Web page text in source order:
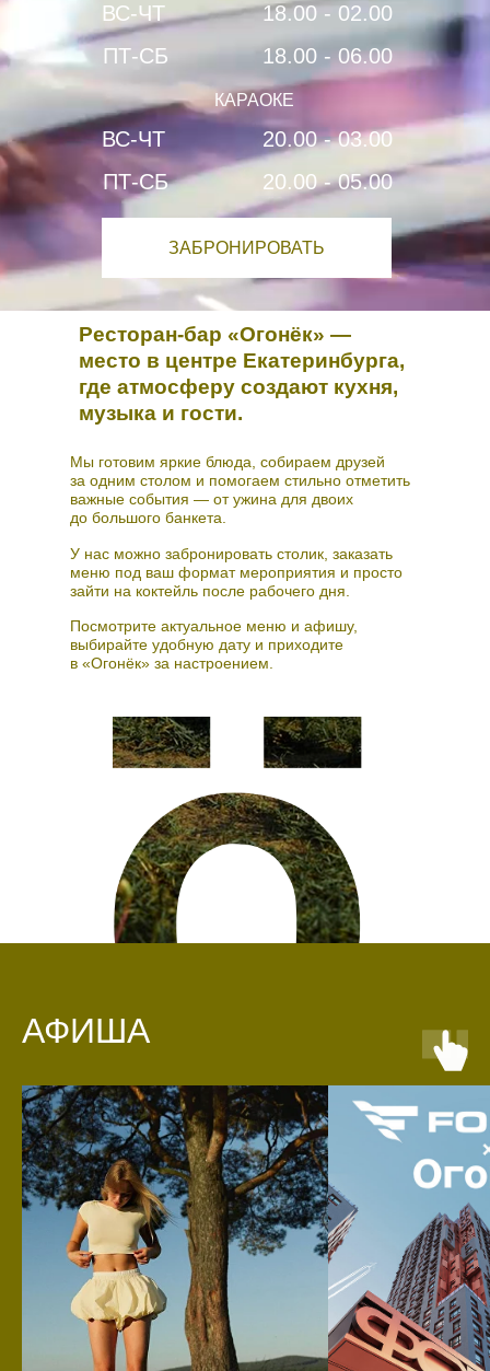
20.00 - 05.00
ПТ-СБ
20.00 - 03.00
ВС-ЧТ
18.00 - 06.00
ПТ-СБ
18.00 - 02.00
ВС-ЧТ
КАРАОКЕ
ЗАБРОНИРОВАТЬ
Посмотрите актуальное меню и афишу,
выбирайте удобную дату и приходите
в «Огонёк» за настроением.
У нас можно забронировать столик, заказать
меню под ваш формат мероприятия и просто
зайти на коктейль после рабочего дня.
Мы готовим яркие блюда, собираем друзей
за одним столом и помогаем стильно отметить
важные события — от ужина для двоих
до большого банкета.
Ресторан‑бар «Огонёк» —
место в центре Екатеринбурга,
где атмосферу создают кухня,
музыка и гости.
АФИША